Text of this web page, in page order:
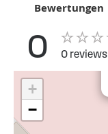
Bewertungen
0 0 reviews
+
−